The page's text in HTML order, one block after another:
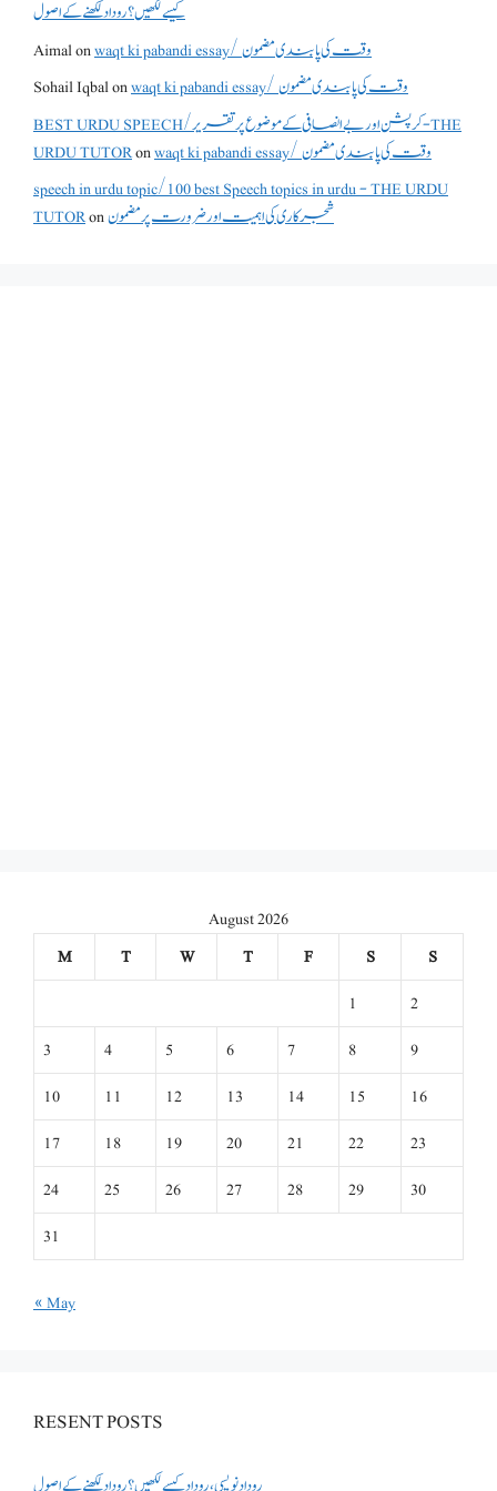
کیسے لکھیں؟ روداد لکھنے کے اصول
Aimalon
waqt ki pabandi essay/ وقت کی پابندی مضمون
Sohail Iqbalon
waqt ki pabandi essay/ وقت کی پابندی مضمون
BEST URDU SPEECH/کرپشن اور بے انصافی کے موضوع پر تقریر - THE
URDU TUTORon
waqt ki pabandi essay/ وقت کی پابندی مضمون
speech in urdu topic/100 best Speech topics in urdu - THE URDU
TUTORonشجرکاری کی اہمیت اور ضرورت پر مضمون
August 2026
M
T W T F S
S
1
2
3
4 5 6 7 8
9
10
11 12 13 14 15
16
17
18 19 20 21 22
23
24
25 26 27 28 29
30
31
« May
RESENT POSTS
روداد نویسی ،روداد کیسے لکھیں؟ روداد لکھنے کے اصول